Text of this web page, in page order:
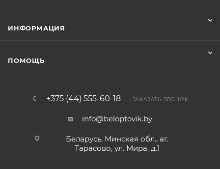
ИНФОРМАЦИЯ
ПОМОЩЬ
+375 (44) 555-60-18 ЗАКАЗАТЬ ЗВОНОК
info@beloptovik.by
Беларусь, Минская обл., аг.
Тарасово, ул. Мира, д.1